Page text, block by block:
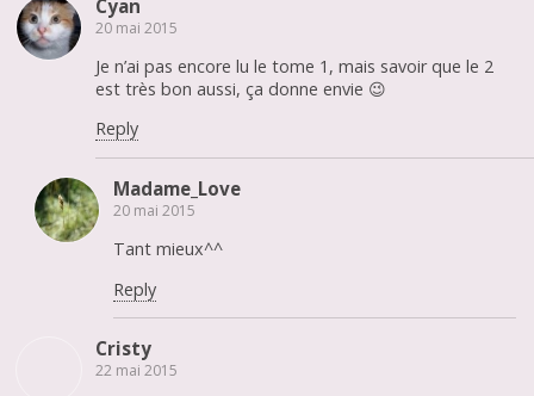
Cyan
20 mai 2015
Je n’ai pas encore lu le tome 1, mais savoir que le 2
est très bon aussi, ça donne envie 😉
Reply
Madame_Love
20 mai 2015
Tant mieux^^
Reply
Cristy
22 mai 2015